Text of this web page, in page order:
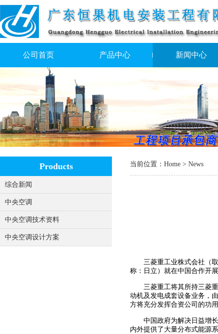
公司首页 产品中心 新闻中心
Products
综合新闻
中央空调
中央空调技术资料
中央空调设计方案
当前位置： Home > News
三菱重工业株式会社（取
称：日立）就在中国合作开
三菱重工将其所持三菱重
动机及发电成套设备业务，
方将充分发挥合资公司的功
中国政府为解决日益增长
内外提供了大量分布式能源